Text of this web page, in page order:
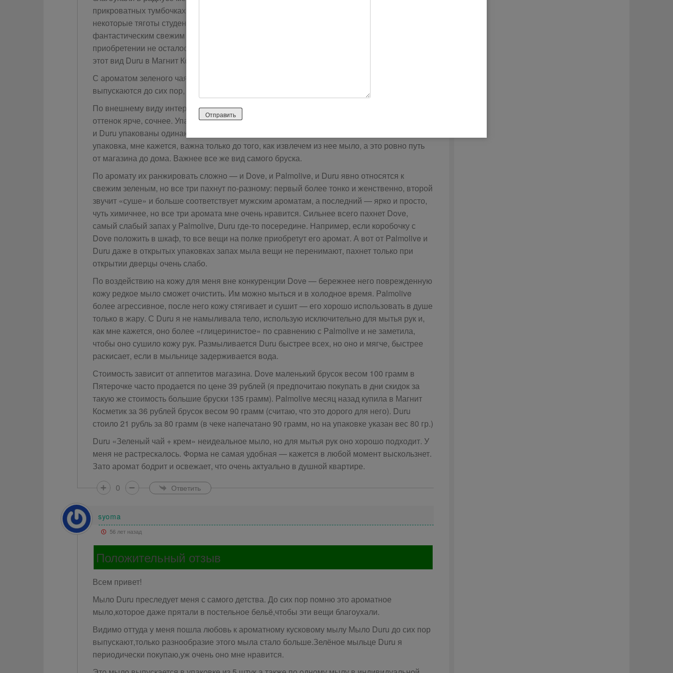
прикроватных тумбочках). Время было чудесное и воспоминания хорошие, несмотря на
некоторые тяготы студенческого быта. Помню, что очень хотела купить такое же мыло с
фантастическим свежим сочным запахом зелени, но почему-то воспоминания о его
приобретении не осталось (может, я тогда его так и не купила?). А полгода назад увидела
этот вид Duru в Магнит Косметик и не смогла пройти мимо, тем более была скидка.
С ароматом зеленого чая я время от времени покупала Dove и Palmolive — оба
выпускаются до сих пор, но в тандеме с отдушкой огурца.
По внешнему виду интереснее и привлекательнее именно Duru — полосатое и зеленый
оттенок ярче, сочнее. Упаковка у Dove солиднее выглядит — картонная коробка. Palmolive
и Duru упакованы одинаково — в глянцевую бумагу, отличаются только рисунком. Но
упаковка, мне кажется, важна только до того, как извлечем из нее мыло, а это ровно путь
от магазина до дома. Важнее все же вид самого бруска.
По аромату их ранжировать сложно — и Dove, и Palmolive, и Duru явно относятся к
свежим зеленым, но все три пахнут по-разному: первый более тонко и женственно, второй
звучит «суше» и больше соответствует мужским ароматам, а последний — ярко и просто,
чуть химичнее, но все три аромата мне очень нравится. Сильнее всего пахнет Dove,
самый слабый запах у Palmolive, Duru где-то посередине. Например, если коробочку с
Dove положить в шкаф, то все вещи на полке приобретут его аромат. А вот от Palmolive и
Duru даже в открытых упаковках запах мыла вещи не перенимают, пахнет только при
открытии дверцы очень слабо.
По воздействию на кожу для меня вне конкуренции Dove — бережнее него поврежденную
кожу редкое мыло сможет очистить. Им можно мыться и в холодное время. Palmolive
более агрессивное, после него кожу стягивает и сушит — его хорошо использовать в душе
только в жару. С Duru я не намыливала тело, использую исключительно для мытья рук и,
как мне кажется, оно более «глицеринистое» по сравнению с Palmolive и не заметила,
чтобы оно сушило кожу рук. Размыливается Duru быстрее всех, но оно и мягче, быстрее
раскисает, если в мыльнице задерживается вода.
Стоимость зависит от аппетитов магазина. Dove маленький брусок весом 100 грамм в
Пятерочке часто продается по цене 39 рублей (я предпочитаю покупать в дни скидок за
такую же стоимость большие бруски 135 грамм). Palmolive месяц назад купила в Магнит
Косметик за 36 рублей брусок весом 90 грамм (считаю, что это дорого для него). Duru
стоило 21 рубль за 80 грамм (в чеке напечатано 90 грамм, но на упаковке указан вес 80 гр.)
Duru «Зеленый чай + крем» неидеальное мыло, но для мытья рук оно хорошо подходит. У
меня не растрескалось. Форма не самая удобная — кажется в любой момент выскользнет.
Зато аромат бодрит и освежает, что очень актуально в душной квартире.
0
Ответить
syoma
56 лет назад
Положительный отзыв
Всем привет!
Мыло Duru преследует меня с самого детства. До сих пор помню это ароматное
мыло,которое даже прятали в постельное бельё,чтобы эти вещи благоухали.
Видимо оттуда у меня пошла любовь к ароматному кусковому мылу Мыло Duru до сих пор
выпускают,только разнообразие этого мыла стало больше.Зелёное мыльце Duru я
периодически покупаю,уж очень оно мне нравится.